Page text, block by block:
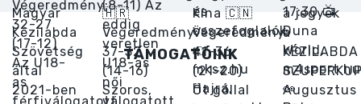
TÁMOGATÓINK